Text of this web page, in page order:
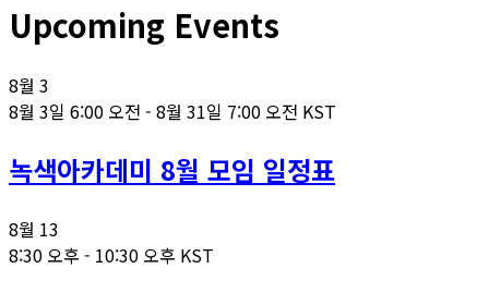
Upcoming Events
8월 3
8월 3일 6:00 오전 - 8월 31일 7:00 오전 KST
녹색아카데미 8월 모임 일정표
8월 13
8:30 오후 - 10:30 오후 KST